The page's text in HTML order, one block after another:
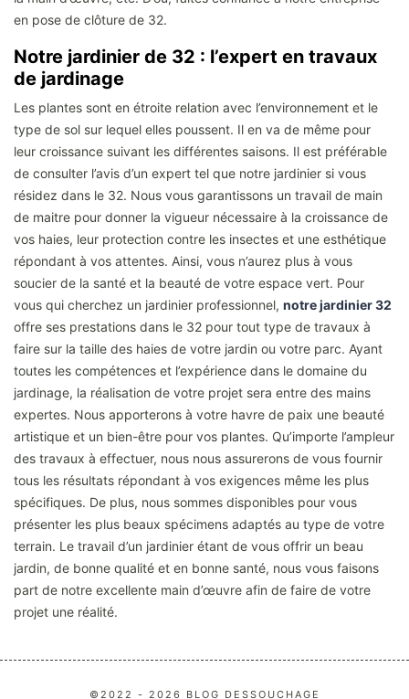
en pose de clôture de 32.
Notre jardinier de 32 : l’expert en travaux
de jardinage
Les plantes sont en étroite relation avec l’environnement et le
type de sol sur lequel elles poussent. Il en va de même pour
leur croissance suivant les différentes saisons. Il est préférable
de consulter l’avis d’un expert tel que notre jardinier si vous
résidez dans le 32. Nous vous garantissons un travail de main
de maitre pour donner la vigueur nécessaire à la croissance de
vos haies, leur protection contre les insectes et une esthétique
répondant à vos attentes. Ainsi, vous n’aurez plus à vous
soucier de la santé et la beauté de votre espace vert. Pour
vous qui cherchez un jardinier professionnel, notre jardinier 32
offre ses prestations dans le 32 pour tout type de travaux à
faire sur la taille des haies de votre jardin ou votre parc. Ayant
toutes les compétences et l’expérience dans le domaine du
jardinage, la réalisation de votre projet sera entre des mains
expertes. Nous apporterons à votre havre de paix une beauté
artistique et un bien-être pour vos plantes. Qu’importe l’ampleur
des travaux à effectuer, nous nous assurerons de vous fournir
tous les résultats répondant à vos exigences même les plus
spécifiques. De plus, nous sommes disponibles pour vous
présenter les plus beaux spécimens adaptés au type de votre
terrain. Le travail d’un jardinier étant de vous offrir un beau
jardin, de bonne qualité et en bonne santé, nous vous faisons
part de notre excellente main d’œuvre afin de faire de votre
projet une réalité.
©2022 - 2026 BLOG DESSOUCHAGE